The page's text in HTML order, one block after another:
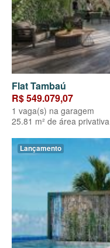
Flat Tambaú
R$ 549.079,07
1 vaga(s) na garagem
25.81 m² de área privativa
Lançamento